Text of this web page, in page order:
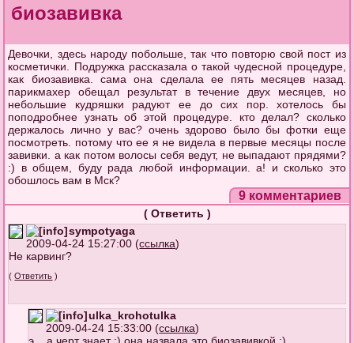
биозавивка
Девочки, здесь народу побольше, так что повторю свой пост из
косметички. Подружка рассказала о такой чудесной процедуре,
как биозавивка. сама она сделала ее пять месяцев назад.
парикмахер обещал результат в течение двух месяцев, но
небольшие кудряшки радуют ее до сих пор. хотелось бы
поподробнее узнать об этой процедуре. кто делал? сколько
держалось лично у вас? очень здорово было бы фотки еще
посмотреть. потому что ее я не видела в первые месяцы после
завивки. а как потом волосы себя ведут, не выпадают прядями?
:) в общем, буду рада любой информации. а! и сколько это
обошлось вам в Мск?
9 комментариев
( Ответить )
sympotyaga
2009-04-24 15:27:00 (ссылка)
Не карвинг?
(Ответить )
ulka_krohotulka
2009-04-24 15:33:00 (ссылка)